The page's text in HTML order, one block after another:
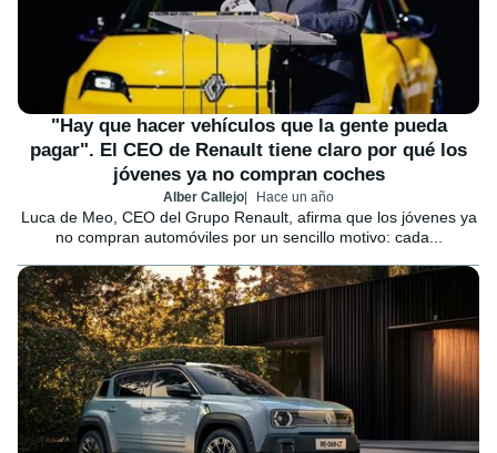
"Hay que hacer vehículos que la gente pueda
pagar". El CEO de Renault tiene claro por qué los
jóvenes ya no compran coches
Alber Callejo Hace un año
Luca de Meo, CEO del Grupo Renault, afirma que los jóvenes ya
no compran automóviles por un sencillo motivo: cada...